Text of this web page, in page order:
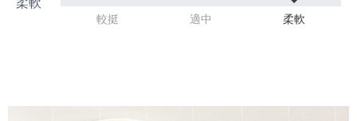
較挺 適中 柔軟